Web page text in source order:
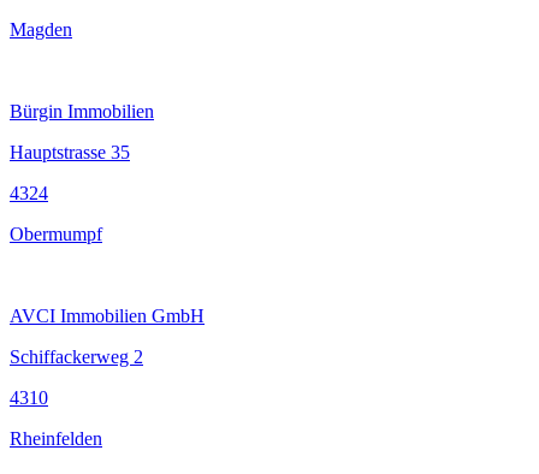
Magden
Bürgin Immobilien
Hauptstrasse 35
4324
Obermumpf
AVCI Immobilien GmbH
Schiffackerweg 2
4310
Rheinfelden